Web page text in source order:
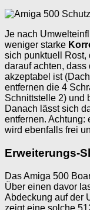
Je nach
weniger starke
sich punktuell Rost,
darauf achten,
akzeptabel ist
entfernen die 4
Schnittstelle 2) und
Danach lässt sich
entfernen. Achtung:
wird ebenfalls frei
Erweiterungs-
Das Amiga 500
Über einen davor
Abdeckung auf der
zeigt eine solche